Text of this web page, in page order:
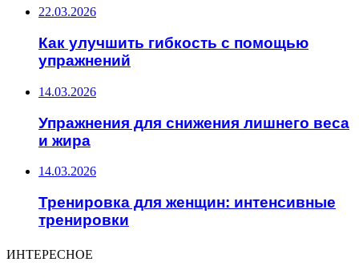
22.03.2026
Как улучшить гибкость с помощью
упражнений
14.03.2026
Упражнения для снижения лишнего веса
и жира
14.03.2026
Тренировка для женщин: интенсивные
тренировки
ИНТЕРЕСНОЕ